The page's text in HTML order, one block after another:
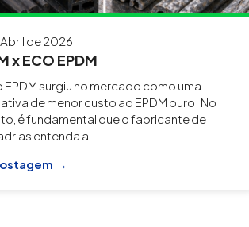
de 2026
x ECO EPDM
EPDM surgiu no mercado como uma
de menor custo ao EPDM puro. No
é fundamental que o fabricante de
entenda a...
→